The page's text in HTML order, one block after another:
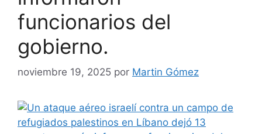
funcionarios del
gobierno.
noviembre 19, 2025 por Martin Gómez